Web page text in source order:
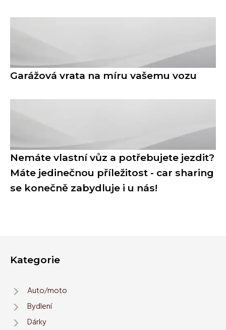
Garážová vrata na míru vašemu vozu
Nemáte vlastní vůz a potřebujete jezdit?
Máte jedinečnou příležitost - car sharing
se konečně zabydluje i u nás!
Kategorie
Auto/moto
Bydlení
Dárky